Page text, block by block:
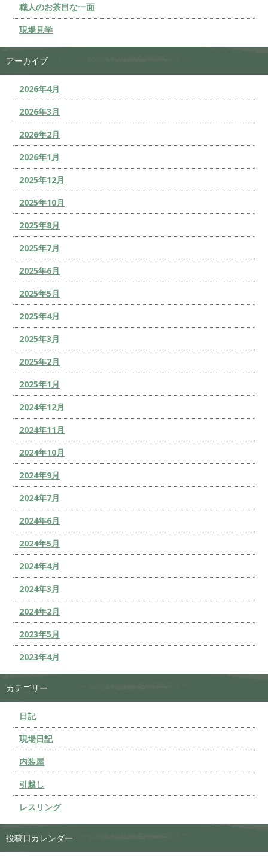
職人のお茶目な一面
現場見学
アーカイブ
2026年4月
2026年3月
2026年2月
2026年1月
2025年12月
2025年10月
2025年8月
2025年7月
2025年6月
2025年5月
2025年4月
2025年3月
2025年2月
2025年1月
2024年12月
2024年11月
2024年10月
2024年9月
2024年7月
2024年6月
2024年5月
2024年4月
2024年3月
2024年2月
2023年5月
2023年4月
カテゴリー
日記
現場日記
内装屋
引越し
レスリング
投稿日カレンダー